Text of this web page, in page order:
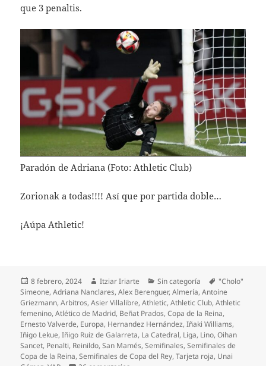
que 3 penaltis.
Paradón de Adriana (Foto: Athletic Club)
Zorionak a todas!!!! Así que por partida doble…
¡Aúpa Athletic!
Publicado
el
8 febrero, 2024 Autor
Itziar Iriarte Categorías
Sin categoría Etiquetas
"Cholo"
Simeone,Adriana Nanclares,Alex Berenguer,Almería,Antoine
Griezmann,Arbitros,Asier Villalibre,Athletic,Athletic Club,Athletic
femenino,Atlético de Madrid, Beñat Prados,Copa de la Reina,
Ernesto Valverde, Europa, Hernandez Hernández,Iñaki Williams,
Iñigo Lekue,Iñigo Ruiz de Galarreta, La Catedral, Liga, Lino,Oihan
Sancet, Penalti, Reinildo,San Mamés,Semifinales,Semifinales de
Copa de la Reina,Semifinales de Copa del Rey,Tarjeta roja, Unai